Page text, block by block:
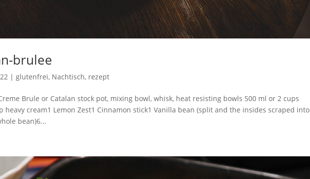
brulee
|glutenfrei, Nachtisch, rezept
Brule or Catalan stock pot, mixing bowl, whisk, heat resisting bowls 500 ml or 2 cups
heavy cream1 Lemon Zest1 Cinnamon stick1 Vanilla bean (split and the insides scraped into
bean)6...